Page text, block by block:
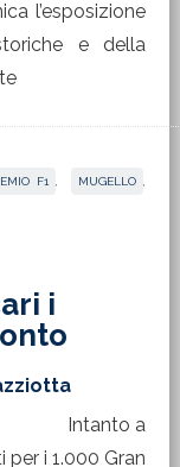
l’esposizione
e della
F1 MUGELLO
i
Intanto a
i 1.000 Gran